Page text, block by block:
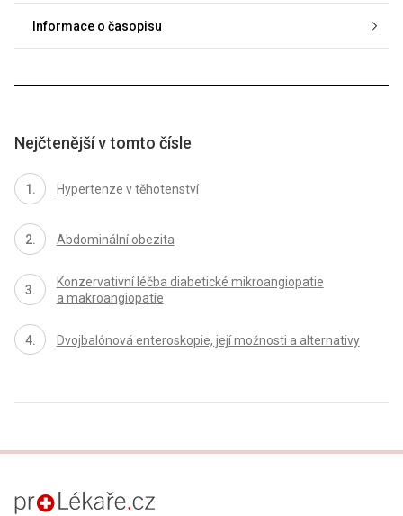
Informace o časopisu
Nejčtenější v tomto čísle
Hypertenze v těhotenství
Abdominální obezita
Konzervativní léčba diabetické mikroangiopatie
a makroangiopatie
Dvojbalónová enteroskopie, její možnosti a alternativy
proLékaře.cz